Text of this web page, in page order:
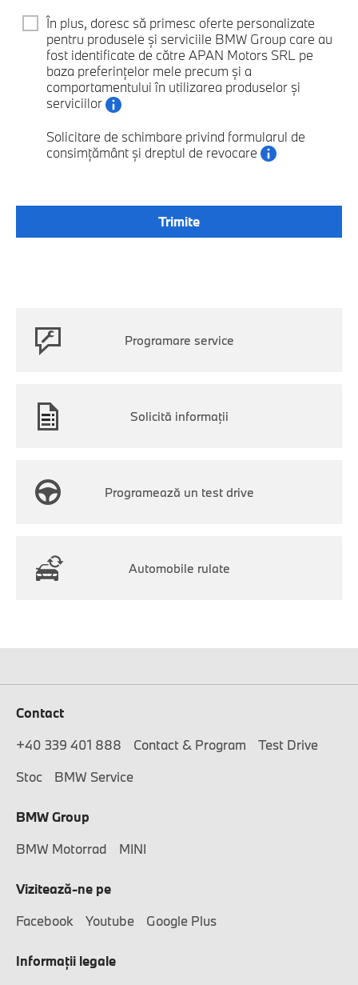
În plus, doresc să primesc oferte personalizate
pentru produsele și serviciile BMW Group care au
fost identificate de către APAN Motors SRL pe
baza preferințelor mele precum și a
comportamentului în utilizarea produselor și
serviciilor
Solicitare de schimbare privind formularul de
consimțământ și dreptul de revocare
Programare service
Solicită informații
Programează un test drive
Automobile rulate
Contact
+40 339 401 888
Contact & Program
Test Drive
Stoc
BMW Service
BMW Group
BMW Motorrad
MINI
Vizitează-ne pe
Facebook
Youtube Google Plus
Informaţii legale